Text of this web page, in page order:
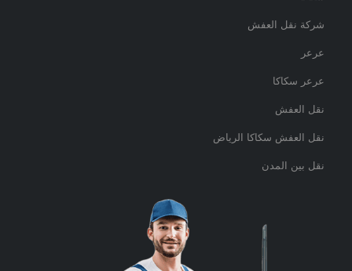
شركة نقل العفش
عرعر
عرعر سكاكا
نقل العفش
نقل العفش سكاكا الرياض
نقل بين المدن